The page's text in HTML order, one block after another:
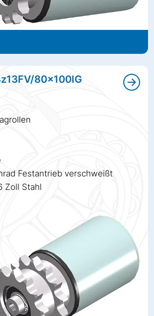
80x100IG
Festantrieb verschweißt
Zoll Stahl